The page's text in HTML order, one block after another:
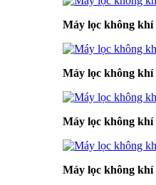
Máy lọc không khí
Máy lọc không khí
Máy lọc không khí
Máy lọc không khí